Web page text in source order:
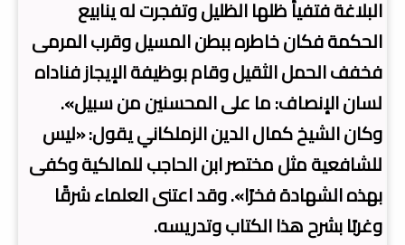
البلاغة فتفيأ ظلها الظليل وتفجرت له ينابيع
الحكمة فكان خاطره ببطن المسيل وقرب المرمى
فخفف الحمل الثقيل وقام بوظيفة الإيجاز فناداه
لسان الإنصاف: ما على المحسنين من سبيل».
وكان الشيخ كمال الدين الزملكاني يقول: «ليس
للشافعية مثل مختصر ابن الحاجب للمالكية وكفى
بهذه الشهادة فخرًا». وقد اعتنى العلماء شرقًا
وغربًا بشرح هذا الكتاب وتدريسه.